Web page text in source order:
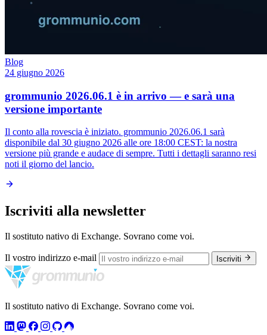
Blog
24 giugno 2026
grommunio 2026.06.1 è in arrivo — e sarà una
versione importante
Il conto alla rovescia è iniziato. grommunio 2026.06.1 sarà
disponibile dal 30 giugno 2026 alle ore 18:00 CEST: la nostra
versione più grande e audace di sempre. Tutti i dettagli saranno resi
noti il giorno del lancio.
Iscriviti alla newsletter
Il sostituto nativo di Exchange. Sovrano come voi.
Il vostro indirizzo e-mail Iscriviti
Il sostituto nativo di Exchange. Sovrano come voi.